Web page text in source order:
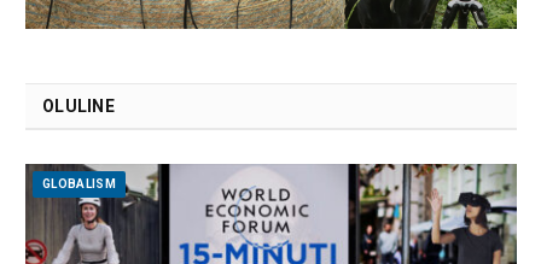
OLULINE
GLOBALISM